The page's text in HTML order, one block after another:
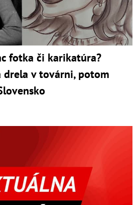
fotka či karikatúra?
drela v továrni, potom